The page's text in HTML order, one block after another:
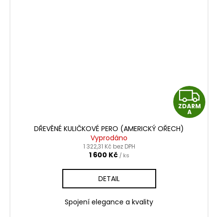
Z
D
ZDARM
A
DŘEVĚNÉ KULIČKOVÉ PERO (AMERICKÝ OŘECH)
Vyprodáno
1 322,31 Kč bez DPH
1 600 Kč / ks
DETAIL
Spojení elegance a kvality